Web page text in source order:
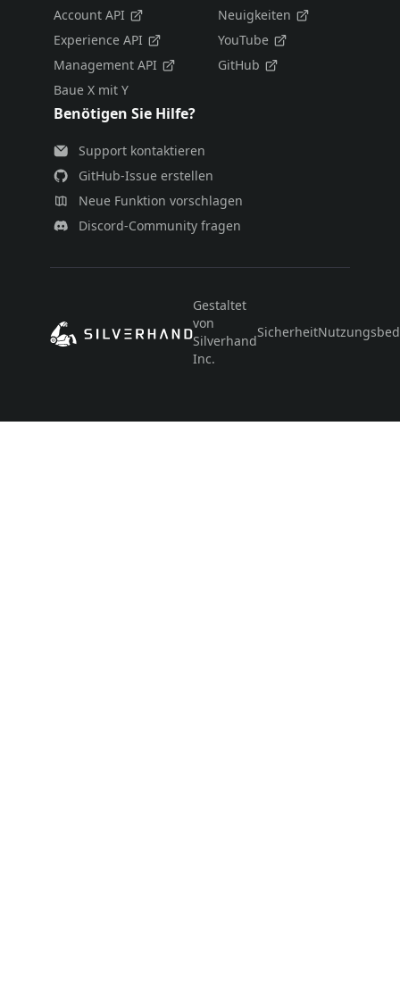
Account API
Experience API
Management API
Baue X mit Y
Neuigkeiten
YouTube
GitHub
Benötigen Sie Hilfe?
Support kontaktieren
GitHub-Issue erstellen
Neue Funktion vorschlagen
Discord-Community fragen
Gestaltet
von
Silverhand
Inc.
Sicherheit